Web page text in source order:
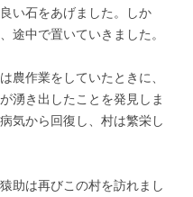
い石をあげました。しか
途中で置いていきました。
農作業をしていたときに、
湧き出したことを発見しま
気から回復し、村は繁栄し
助は再びこの村を訪れまし